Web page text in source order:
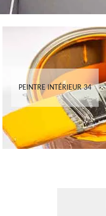
PEINTRE INTÉRIEUR 34